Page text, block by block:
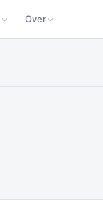
Over